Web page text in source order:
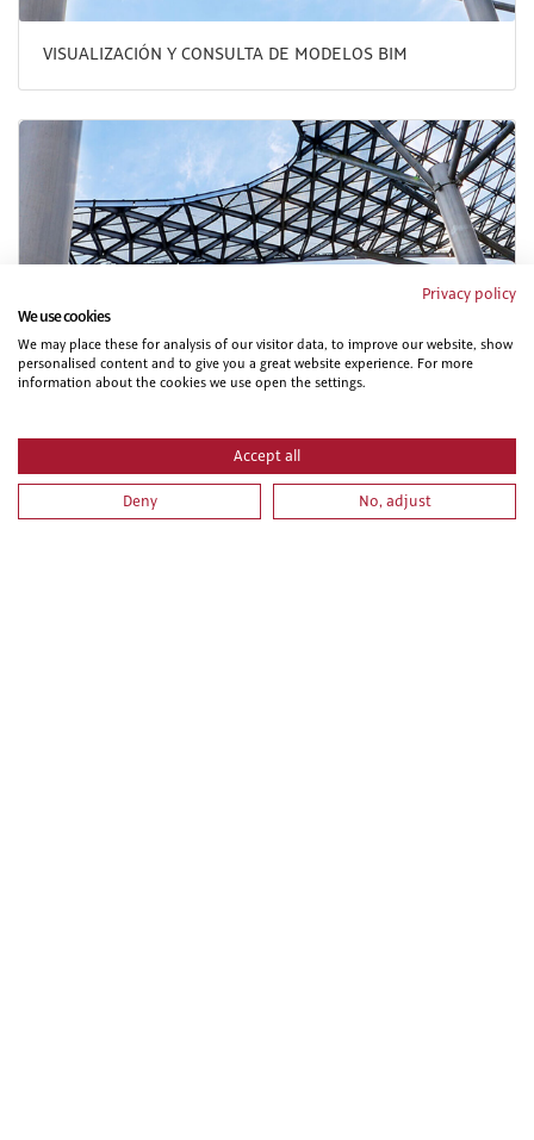
VISUALIZACIÓN Y CONSULTA DE MODELOS BIM
Privacy policy
We use cookies
We may place these for analysis of our visitor data, to improve our website, show
personalised content and to give you a great website experience. For more
information about the cookies we use open the settings.
Accept all
Deny No, adjust